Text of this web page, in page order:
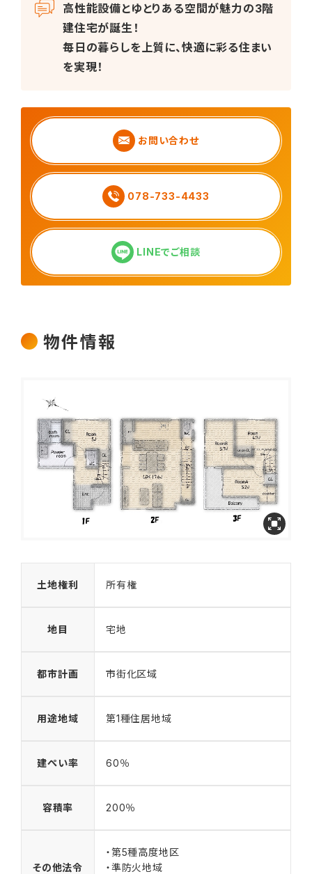
高性能設備とゆとりある空間が魅力の3階
建住宅が誕生！
毎日の暮らしを上質に、快適に彩る住まい
を実現！
お問い合わせ
078-733-4433
LINEでご相談
物件情報
土地権利 所有権
地目 宅地
都市計画 市街化区域
用途地域 第1種住居地域
建ぺい率 60％
容積率 200％
その他法令
・第5種高度地区
・準防火地域